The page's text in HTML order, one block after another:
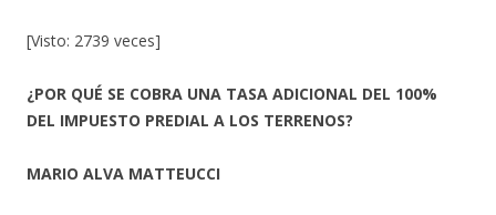
[Visto: 2739 veces]
¿POR QUÉ SE COBRA UNA TASA ADICIONAL DEL 100%
DEL IMPUESTO PREDIAL A LOS TERRENOS?
MARIO ALVA MATTEUCCI